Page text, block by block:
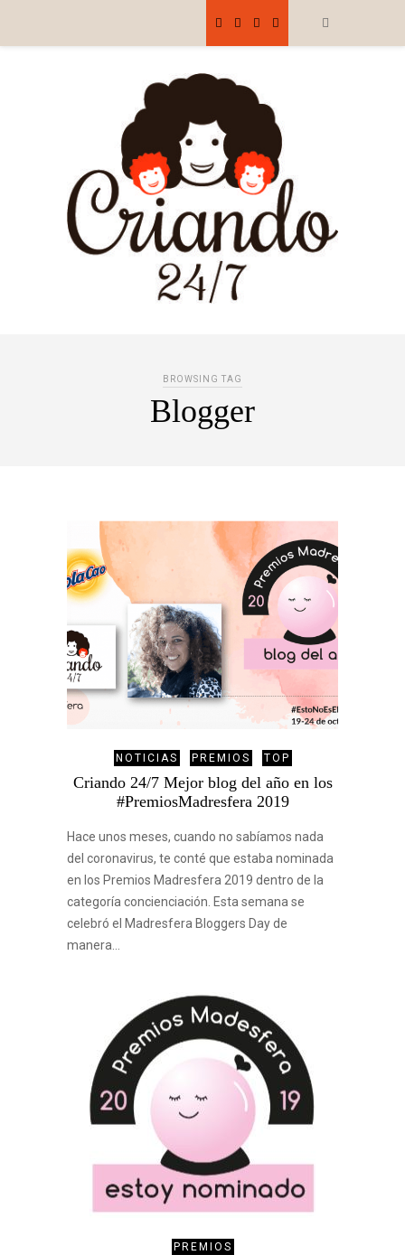
BROWSING TAG
Blogger
NOTICIAS PREMIOS TOP
Criando 24/7 Mejor blog del año en los
#PremiosMadresfera 2019
Hace unos meses, cuando no sabíamos nada
del coronavirus, te conté que estaba nominada
en los Premios Madresfera 2019 dentro de la
categoría concienciación. Esta semana se
celebró el Madresfera Bloggers Day de
manera…
PREMIOS